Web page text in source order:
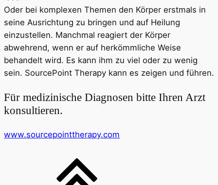
Oder bei komplexen Themen den Körper erstmals in
seine Ausrichtung zu bringen und auf Heilung
einzustellen. Manchmal reagiert der Körper
abwehrend, wenn er auf herkömmliche Weise
behandelt wird. Es kann ihm zu viel oder zu wenig
sein. SourcePoint Therapy kann es zeigen und führen.
Für medizinische Diagnosen bitte Ihren Arzt
konsultieren.
www.sourcepointtherapy.com